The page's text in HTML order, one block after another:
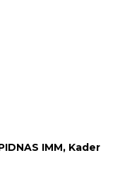
IMM, Kader